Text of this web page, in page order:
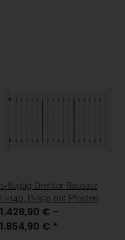
1-flüglig Drehtor Bausatz
H=140, B=350 mit Pfosten
1.428,90 € -
1.854,90 € *